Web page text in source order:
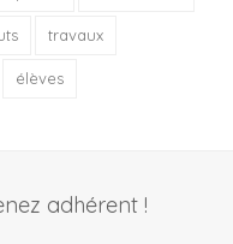
travaux
élèves
adhérent !